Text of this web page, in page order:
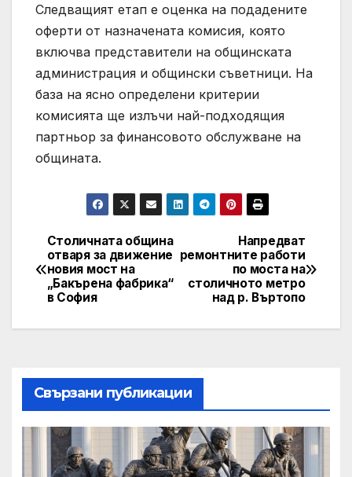
Следващият етап е оценка на подадените
оферти от назначената комисия, която
включва представители на общинската
администрация и общински съветници. На
база на ясно определени критерии
комисията ще излъчи най-подходящия
партньор за финансовото обслужване на
общината.
Post
navigation
Напредват
ремонтните работи
по моста на
столичното метро
над р. Въртопо
Столичната община
отваря за движение
новия мост на
„Бакърена фабрика“
в София
Свързани публикации